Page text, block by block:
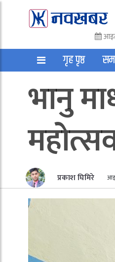
गृह पृष्ठ
भानु
प्रकाश घिमिरे